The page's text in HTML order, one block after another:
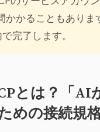
かかることもありま
完了します。
とは？「AI
めの接続規